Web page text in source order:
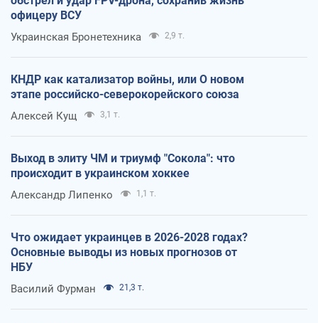
офицеру ВСУ
Украинская Бронетехника 2,9 т.
КНДР как катализатор войны, или О новом
этапе российско-северокорейского союза
Алексей Кущ 3,1 т.
Выход в элиту ЧМ и триумф "Сокола": что
происходит в украинском хоккее
Александр Липенко 1,1 т.
Что ожидает украинцев в 2026-2028 годах?
Основные выводы из новых прогнозов от
НБУ
Василий Фурман 21,3 т.